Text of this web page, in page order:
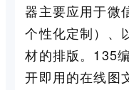
器主要应用于微
个性化定制）、
材的排版。135
开即用的在线图